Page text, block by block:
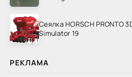
Сеялка HORSCH PRONTO
Simulator 19
РЕКЛАМА